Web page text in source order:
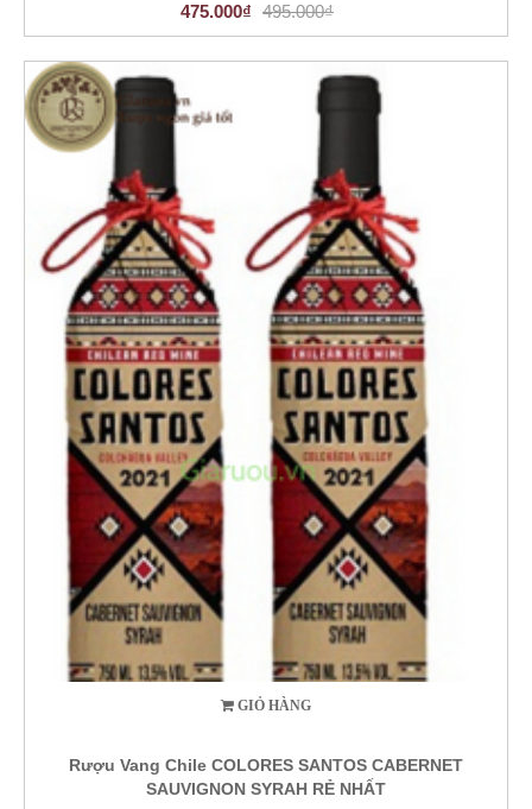
475.000₫ 495.000₫
GIỎ HÀNG
Rượu Vang Chile COLORES SANTOS CABERNET
SAUVIGNON SYRAH RẺ NHẤT